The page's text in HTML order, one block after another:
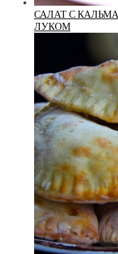
САЛАТ С
ЛУКОМ